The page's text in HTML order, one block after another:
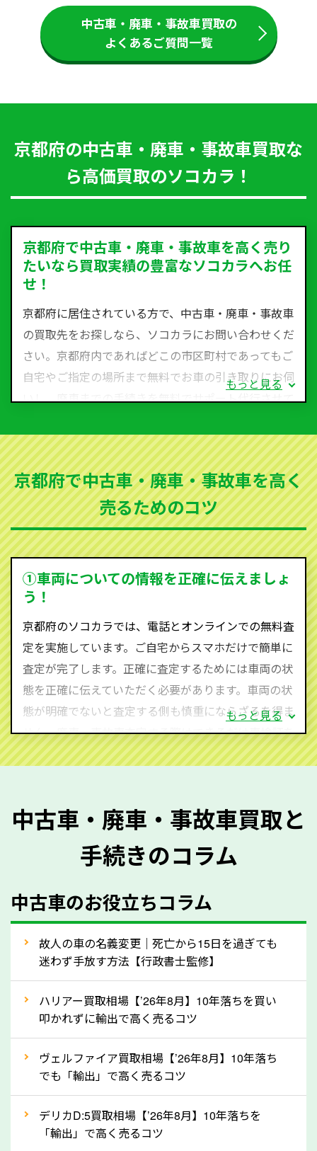
中古車・廃車・事故車買取の
よくあるご質問一覧
京都府の中古車・廃車・事故車買取な
ら高価買取のソコカラ！
京都府で中古車・廃車・事故車を高く売り
たいなら買取実績の豊富なソコカラへお任
せ！
京都府に居住されている方で、中古車・廃車・事故車
の買取先をお探しなら、ソコカラにお問い合わせくだ
さい。京都府内であればどこの市区町村であってもご
自宅やご指定の場所まで無料でお車の引き取りにお伺
いし、廃車までの手続きを無料でサポート代行させて
など動かない車、水害車、不動車、乗らなくなってし
まった車、車検が切れて動かすことができない車でも
買取可能です。
ソコカラは世界１１０か国に独自の販売ネットワーク
を持ち、国内に自社物流網、自社ヤードをもっている
ため、中間マージンがかかりません。だから高価買取
を実現し、お客様に利益を還元することができるので
す。
590-870）までお問い合わせ下さい。
査定・ご相談・見積もりはすべて無料で行います。安
心してお問い合わせください。
もっと見る
京都府で中古車・廃車・事故車を高く
売るためのコツ
①車両についての情報を正確に伝えましょ
う！
京都府のソコカラでは、電話とオンラインでの無料査
定を実施しています。ご自宅からスマホだけで簡単に
査定が完了します。正確に査定するためには車両の状
態を正確に伝えていただく必要があります。車両の状
態が明確でないと査定する側も慎重にならざるを得ま
せん。廃車・事故車査定する際はできるだけ車検証を
ご準備ください。車検証があることで車両状態や年式
質問させていただく内容は以下の通りとなります。
メーカー／車種
型式／グレード
走行距離（例：約〇万キロ）
車検の満了日
内装や外装の状態
定を行い高価買取価格をつけやすくなります。
ってきます！
自動車税の還付金は、先に年払いしていた自動車税が
月割りで返還されるものです。ですから、自動車税の
還付金は早めに売却するほど多く還付されます。不要
もっと見る
中古車・廃車・事故車買取と
手続きのコラム
中古車のお役立ちコラム
故人の車の名義変更｜死亡から15日を過ぎても
迷わず手放す方法【行政書士監修】
ハリアー買取相場【’26年8月】10年落ちを買い
叩かれずに輸出で高く売るコツ
ヴェルファイア買取相場【’26年8月】10年落ち
でも「輸出」で高く売るコツ
デリカD:5買取相場【’26年8月】10年落ちを
「輸出」で高く売るコツ